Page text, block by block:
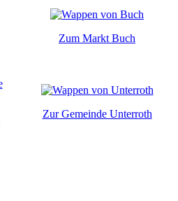
Zum Markt Buch
Zur Gemeinde Unterroth